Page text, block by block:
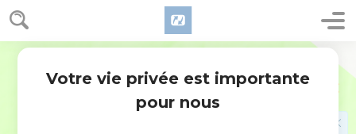
Philippiens Introduction
Ses destinataires sont des Macédoniens d’origine non-juive
pour la plupart, membres d’une Eglise que Paul a fondée
(Ac 16.11-40) lors de son deuxième voyage missionnaire.
L’Eglise a maintenu des relations étroites avec son
fondateur : elle lui a envoyé, à plusieurs reprises, des dons
Votre vie privée est importante
pour nous